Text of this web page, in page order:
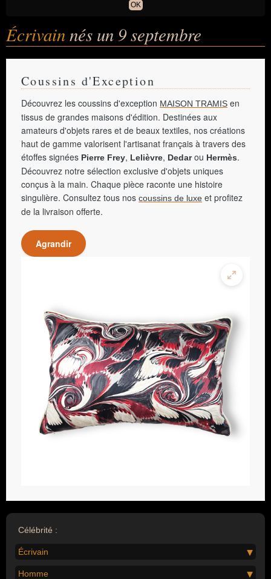
OK
Écrivainnés un 9 septembre
Coussins d'Exception
Découvrez les coussins d'exception MAISON TRAMIS en
tissus de grandes maisons d'édition. Destinées aux
amateurs d'objets rares et de beaux textiles, nos créations
haut de gamme valorisent l'artisanat français à travers des
étoffes signées Pierre Frey, Lelièvre, Dedarou Hermès.
Découvrez notre sélection exclusive d'objets uniques
conçus à la main. Chaque pièce raconte une histoire
singulière. Consultez tous nos coussins de luxe et profitez
de la livraison offerte.
Agrandir
Célébrité :
Écrivain
Homme